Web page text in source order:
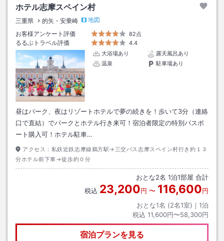
ホテル志摩スペイン村
三重県 的矢・安乗崎
地図
お客様アンケート評価
82点
るるぶトラベル評価
4.4
大浴場あり
露天風呂あり
温泉
駐車場あり
昼はパーク、夜はリゾートホテルで夢の続きを！歩いて3分（連絡
口で直結）でパークとホテル行き来可！宿泊者限定の特別パスポ
ート購入可！ホテル駐車…
アクセス： 私鉄近鉄志摩線鵜方駅→三交バス志摩スペイン村行き約１３
分ホテル前下車→徒歩約０分
おとな2名 1泊1部屋 合計
税込 23,200円 〜 116,600円
おとな1名 (2名1室)｜ 1泊
税込 11,600円〜58,300円
宿泊プランを見る